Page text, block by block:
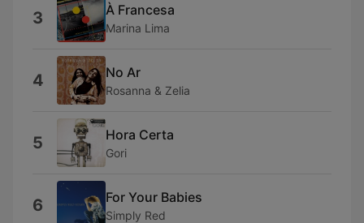
3 À Francesa
Marina Lima
4 No Ar
Rosanna & Zelia
5 Hora Certa
Gori
6 For Your Babies
Simply Red